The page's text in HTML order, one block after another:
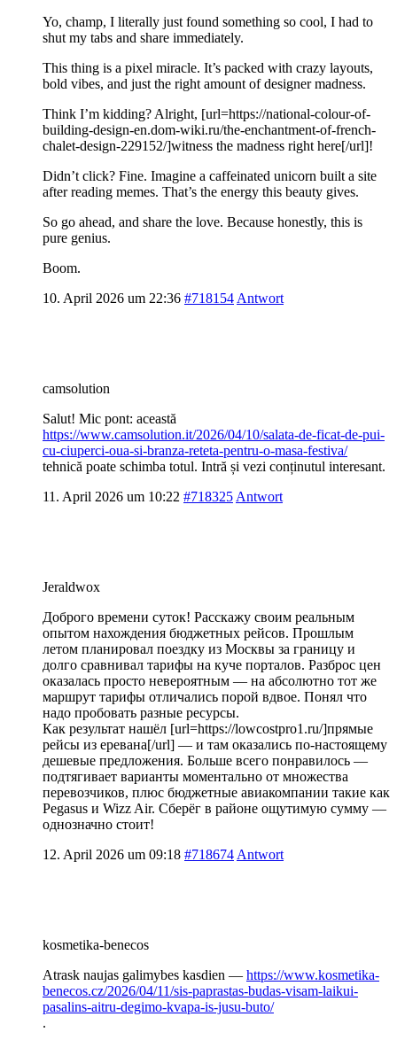
Yo, champ, I literally just found something so cool, I had to
shut my tabs and share immediately.
This thing is a pixel miracle. It’s packed with crazy layouts,
bold vibes, and just the right amount of designer madness.
Think I’m kidding? Alright, [url=https://national-colour-of-
building-design-en.dom-wiki.ru/the-enchantment-of-french-
chalet-design-229152/]witness the madness right here[/url]!
Didn’t click? Fine. Imagine a caffeinated unicorn built a site
after reading memes. That’s the energy this beauty gives.
So go ahead, and share the love. Because honestly, this is
pure genius.
Boom.
10. April 2026 um 22:36 #718154 Antwort
camsolution
Salut! Mic pont: această
https://www.camsolution.it/2026/04/10/salata-de-ficat-de-pui-
cu-ciuperci-oua-si-branza-reteta-pentru-o-masa-festiva/
tehnică poate schimba totul. Intră și vezi conținutul interesant.
11. April 2026 um 10:22 #718325 Antwort
Jeraldwox
Доброго времени суток! Расскажу своим реальным
опытом нахождения бюджетных рейсов. Прошлым
летом планировал поездку из Москвы за границу и
долго сравнивал тарифы на куче порталов. Разброс цен
оказалась просто невероятным — на абсолютно тот же
маршрут тарифы отличались порой вдвое. Понял что
надо пробовать разные ресурсы.
Как результат нашёл [url=https://lowcostpro1.ru/]прямые
рейсы из еревана[/url] — и там оказались по-настоящему
дешевые предложения. Больше всего понравилось —
подтягивает варианты моментально от множества
перевозчиков, плюс бюджетные авиакомпании такие как
Pegasus и Wizz Air. Сберёг в районе ощутимую сумму —
однозначно стоит!
12. April 2026 um 09:18 #718674 Antwort
kosmetika-benecos
Atrask naujas galimybes kasdien — https://www.kosmetika-
benecos.cz/2026/04/11/sis-paprastas-budas-visam-laikui-
pasalins-aitru-degimo-kvapa-is-jusu-buto/
.